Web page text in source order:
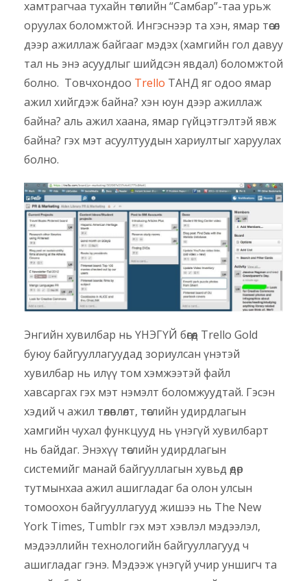
хамтрагчаа тухайн төслийн “Самбар”-таа урьж
оруулах боломжтой. Ингэснээр та хэн, ямар төсөл
дээр ажиллаж байгааг мэдэх (хамгийн гол давуу
тал нь энэ асуудлыг шийдсэн явдал) боломжтой
болно. Товчхондоо Trello ТАНД яг одоо ямар
ажил хийгдэж байна? хэн юун дээр ажиллаж
байна? аль ажил хаана, ямар гүйцэтгэлтэй явж
байна? гэх мэт асуултуудын хариултыг харуулах
болно.
Энгийн хувилбар нь ҮНЭГҮЙ бөгөөд Trello Gold
буюу байгууллагуудад зориулсан үнэтэй
хувилбар нь илүү том хэмжээтэй файл
хавсаргах гэх мэт нэмэлт боломжуудтай. Гэсэн
хэдий ч ажил төлөвлөлт, төслийн удирдлагын
хамгийн чухал функцууд нь үнэгүй хувилбарт
нь байдаг. Энэхүү төслийн удирдлагын
системийг манай байгууллагын хувьд өдөр
тутмынхаа ажил ашигладаг ба олон улсын
томоохон байгууллагууд жишээ нь The New
York Times, Tumblr гэх мэт хэвлэл мэдээлэл,
мэдээллийн технологийн байгууллагууд ч
ашигладаг гэнэ. Мэдээж үнэгүй учир уншигч та